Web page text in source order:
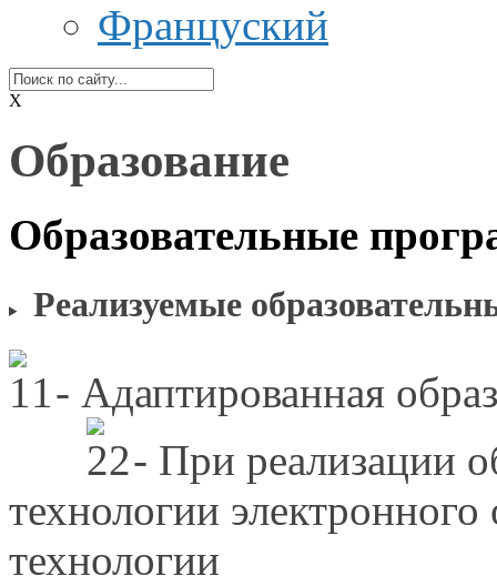
Француский
X
Образование
Образовательные
Реализуемые
- Адаптированная
- При реализации
технологии
технологии